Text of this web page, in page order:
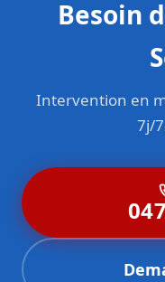
Besoin
Intervention en
7j/